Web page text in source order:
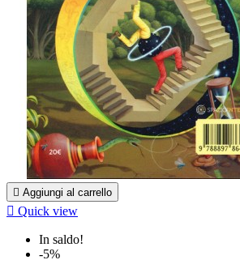
 Aggiungi al carrello
 Quick view
In saldo!
-5%